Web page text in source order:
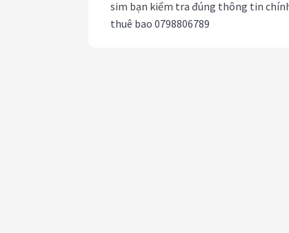
sim bạn kiểm tra đúng thông tin
thuê bao 0798806789